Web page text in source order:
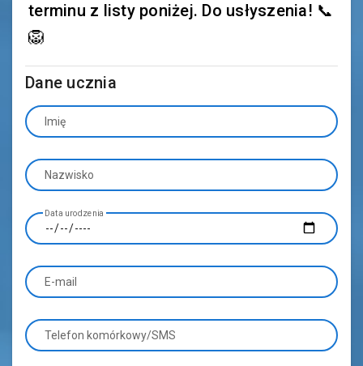
terminu z listy poniżej. Do usłyszenia! 📞
🦁
Dane ucznia
Imię
Nazwisko
Data urodzenia
E-mail
Telefon komórkowy/SMS